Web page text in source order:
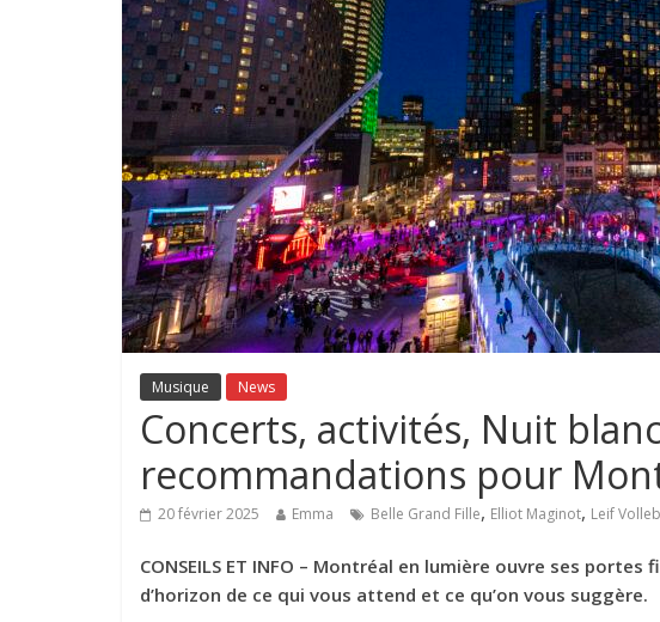
Musique News
Concerts, activités, Nuit
recommandations pour
20 février 2025 Emma Belle Grand Fille, Elliot Maginot, Leif
CONSEILS ET INFO – Montréal en lumière ouvre ses
d’horizon de ce qui vous attend et ce qu’on vous suggère.